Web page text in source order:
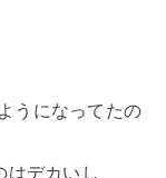
うになってたの
はデカいし